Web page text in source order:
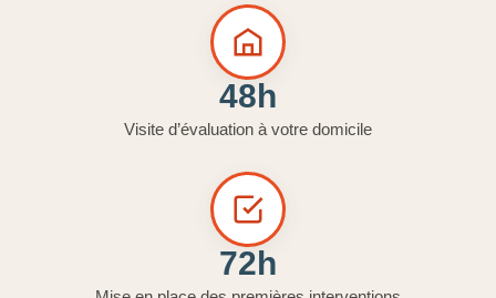
48h
Visite d’évaluation à votre domicile
72h